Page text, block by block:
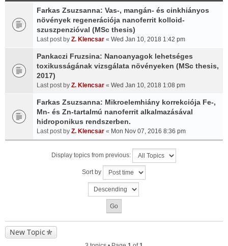
Farkas Zsuzsanna: Vas-, mangán- és cinkhiányos
növények regenerációja nanoferrit kolloid-
szuszpenzióval (MSc thesis)
Last post by Z. Klencsar « Wed Jan 10, 2018 1:42 pm
Pankaczi Fruzsina: Nanoanyagok lehetséges
toxikusságának vizsgálata növényeken (MSc thesis,
2017)
Last post by Z. Klencsar « Wed Jan 10, 2018 1:08 pm
Farkas Zsuzsanna: Mikroelemhiány korrekciója Fe-,
Mn- és Zn-tartalmú nanoferrit alkalmazásával
hidroponikus rendszerben.
Last post by Z. Klencsar « Mon Nov 07, 2016 8:36 pm
Display topics from previous:
Sort by
New Topic